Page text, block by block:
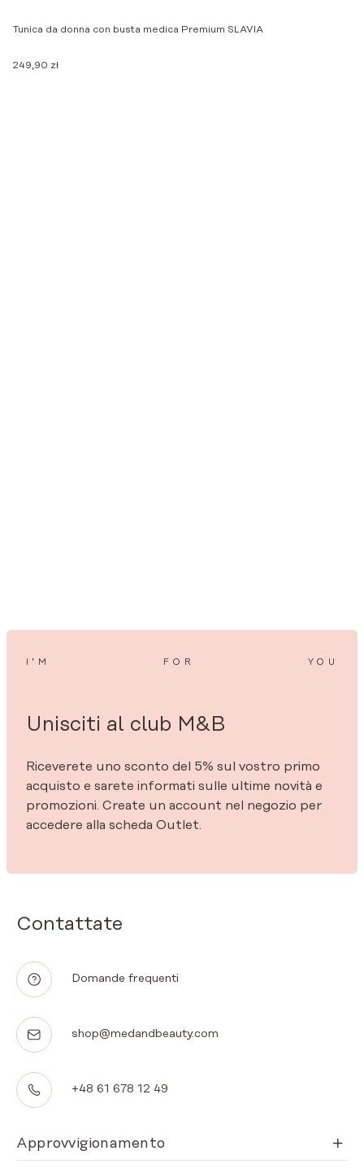
Tunica da donna con busta medica Premium SLAVIA
249,90 zł
Contattate
Domande frequenti
shop@medandbeauty.com
+48 61 678 12 49
Approvvigionamento
I’M FOR YOU
Unisciti al club M&B
Riceverete uno sconto del 5% sul vostro primo
acquisto e sarete informati sulle ultime novità e
promozioni. Create un account nel negozio per
accedere alla scheda Outlet.